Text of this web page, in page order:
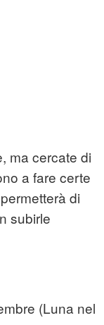
ma cercate di
a fare certe
di
subirle
(Luna nel